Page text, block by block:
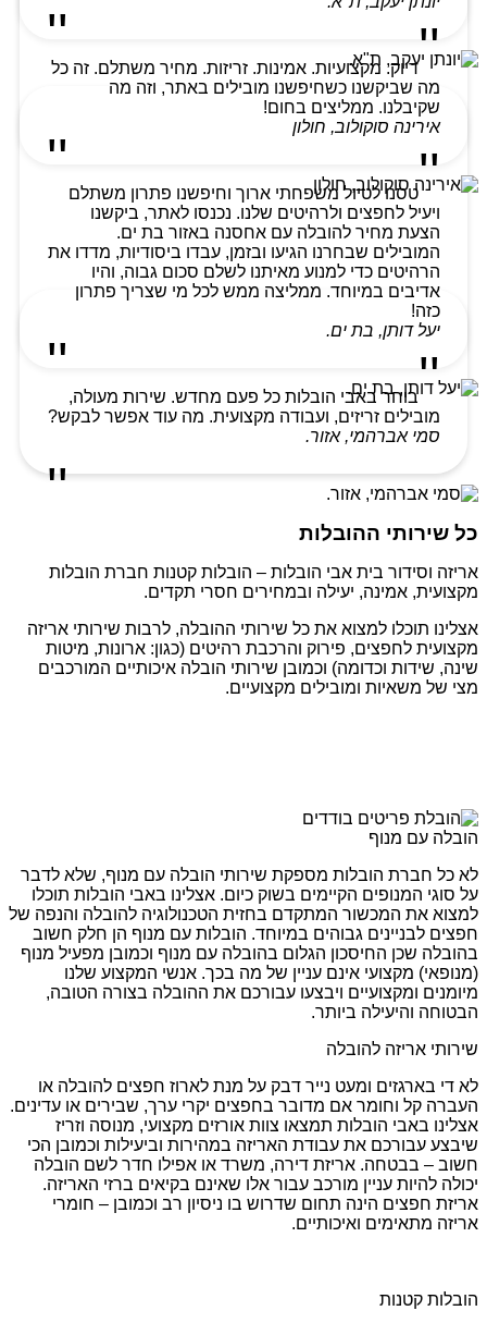
דיוק. מקצועיות. אמינות. זריזות. מחיר משתלם. זה כל
מה שביקשנו כשחיפשנו מובילים באתר, וזה מה
שקיבלנו. ממליצים בחום!
אירינה סוקולוב, חולון
טסנו לטיול משפחתי ארוך וחיפשנו פתרון משתלם
ויעיל לחפצים ולרהיטים שלנו. נכנסו לאתר, ביקשנו
הצעת מחיר להובלה עם אחסנה באזור בת ים.
המובילים שבחרנו הגיעו ובזמן, עבדו ביסודיות, מדדו את
הרהיטים כדי למנוע מאיתנו לשלם סכום גבוה, והיו
אדיבים במיוחד. ממליצה ממש לכל מי שצריך פתרון
כזה!
יעל דותן, בת ים.
בוחר באבי הובלות כל פעם מחדש. שירות מעולה,
מובילים זריזים, ועבודה מקצועית. מה עוד אפשר לבקש?
סמי אברהמי, אזור.
כל שירותי ההובלות
אריזה וסידור בית אבי הובלות – הובלות קטנות חברת הובלות
מקצועית, אמינה, יעילה ובמחירים חסרי תקדים.
אצלינו תוכלו למצוא את כל שירותי ההובלה, לרבות שירותי אריזה
מקצועית לחפצים, פירוק והרכבת רהיטים (כגון: ארונות, מיטות
שינה, שידות וכדומה) וכמובן שירותי הובלה איכותיים המורכבים
מצי של משאיות ומובילים מקצועיים.
הובלה עם מנוף
לא כל חברת הובלות מספקת שירותי הובלה עם מנוף, שלא לדבר
על סוגי המנופים הקיימים בשוק כיום. אצלינו באבי הובלות תוכלו
למצוא את המכשור המתקדם בחזית הטכנולוגיה להובלה והנפה של
חפצים לבניינים גבוהים במיוחד. הובלות עם מנוף הן חלק חשוב
בהובלה שכן החיסכון הגלום בהובלה עם מנוף וכמובן מפעיל מנוף
(מנופאי) מקצועי אינם עניין של מה בכך. אנשי המקצוע שלנו
מיומנים ומקצועיים ויבצעו עבורכם את ההובלה בצורה הטובה,
הבטוחה והיעילה ביותר.
שירותי אריזה להובלה
לא די בארגזים ומעט נייר דבק על מנת לארוז חפצים להובלה או
העברה קל וחומר אם מדובר בחפצים יקרי ערך, שבירים או עדינים.
אצלינו באבי הובלות תמצאו צוות אורזים מקצועי, מנוסה וזריז
שיבצע עבורכם את עבודת האריזה במהירות וביעילות וכמובן הכי
חשוב – בבטחה. אריזת דירה, משרד או אפילו חדר לשם הובלה
יכולה להיות עניין מורכב עבור אלו שאינם בקיאים ברזי האריזה.
אריזת חפצים הינה תחום שדרוש בו ניסיון רב וכמובן – חומרי
אריזה מתאימים ואיכותיים.
הובלות קטנות